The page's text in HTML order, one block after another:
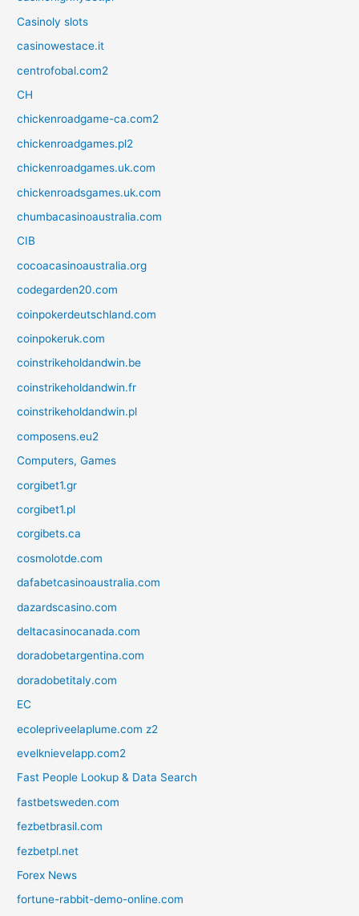
Casinoly slots
casinowestace.it
centrofobal.com2
CH
chickenroadgame-ca.com2
chickenroadgames.pl2
chickenroadgames.uk.com
chickenroadsgames.uk.com
chumbacasinoaustralia.com
CIB
cocoacasinoaustralia.org
codegarden20.com
coinpokerdeutschland.com
coinpokeruk.com
coinstrikeholdandwin.be
coinstrikeholdandwin.fr
coinstrikeholdandwin.pl
composens.eu2
Computers, Games
corgibet1.gr
corgibet1.pl
corgibets.ca
cosmolotde.com
dafabetcasinoaustralia.com
dazardscasino.com
deltacasinocanada.com
doradobetargentina.com
doradobetitaly.com
EC
ecolepriveelaplume.com z2
evelknievelapp.com2
Fast People Lookup & Data Search
fastbetsweden.com
fezbetbrasil.com
fezbetpl.net
Forex News
fortune-rabbit-demo-online.com